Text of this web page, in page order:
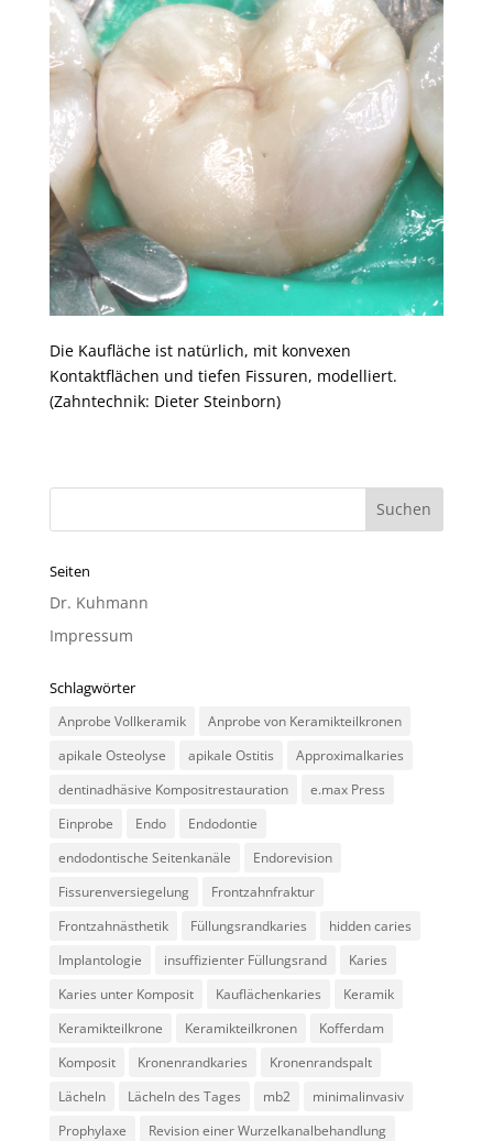
Die Kaufläche ist natürlich, mit konvexen
Kontaktflächen und tiefen Fissuren, modelliert.
(Zahntechnik: Dieter Steinborn)
Seiten
Dr. Kuhmann
Impressum
Schlagwörter
Anprobe Vollkeramik
Anprobe von Keramikteilkronen
apikale Osteolyse
apikale Ostitis
Approximalkaries
dentinadhäsive Kompositrestauration
e.max Press
Einprobe
Endo
Endodontie
endodontische Seitenkanäle
Endorevision
Fissurenversiegelung
Frontzahnfraktur
Frontzahnästhetik
Füllungsrandkaries
hidden caries
Implantologie
insuffizienter Füllungsrand
Karies
Karies unter Komposit
Kauflächenkaries
Keramik
Keramikteilkrone
Keramikteilkronen
Kofferdam
Komposit
Kronenrandkaries
Kronenrandspalt
Lächeln
Lächeln des Tages mb2
minimalinvasiv
Prophylaxe
Revision einer Wurzelkanalbehandlung